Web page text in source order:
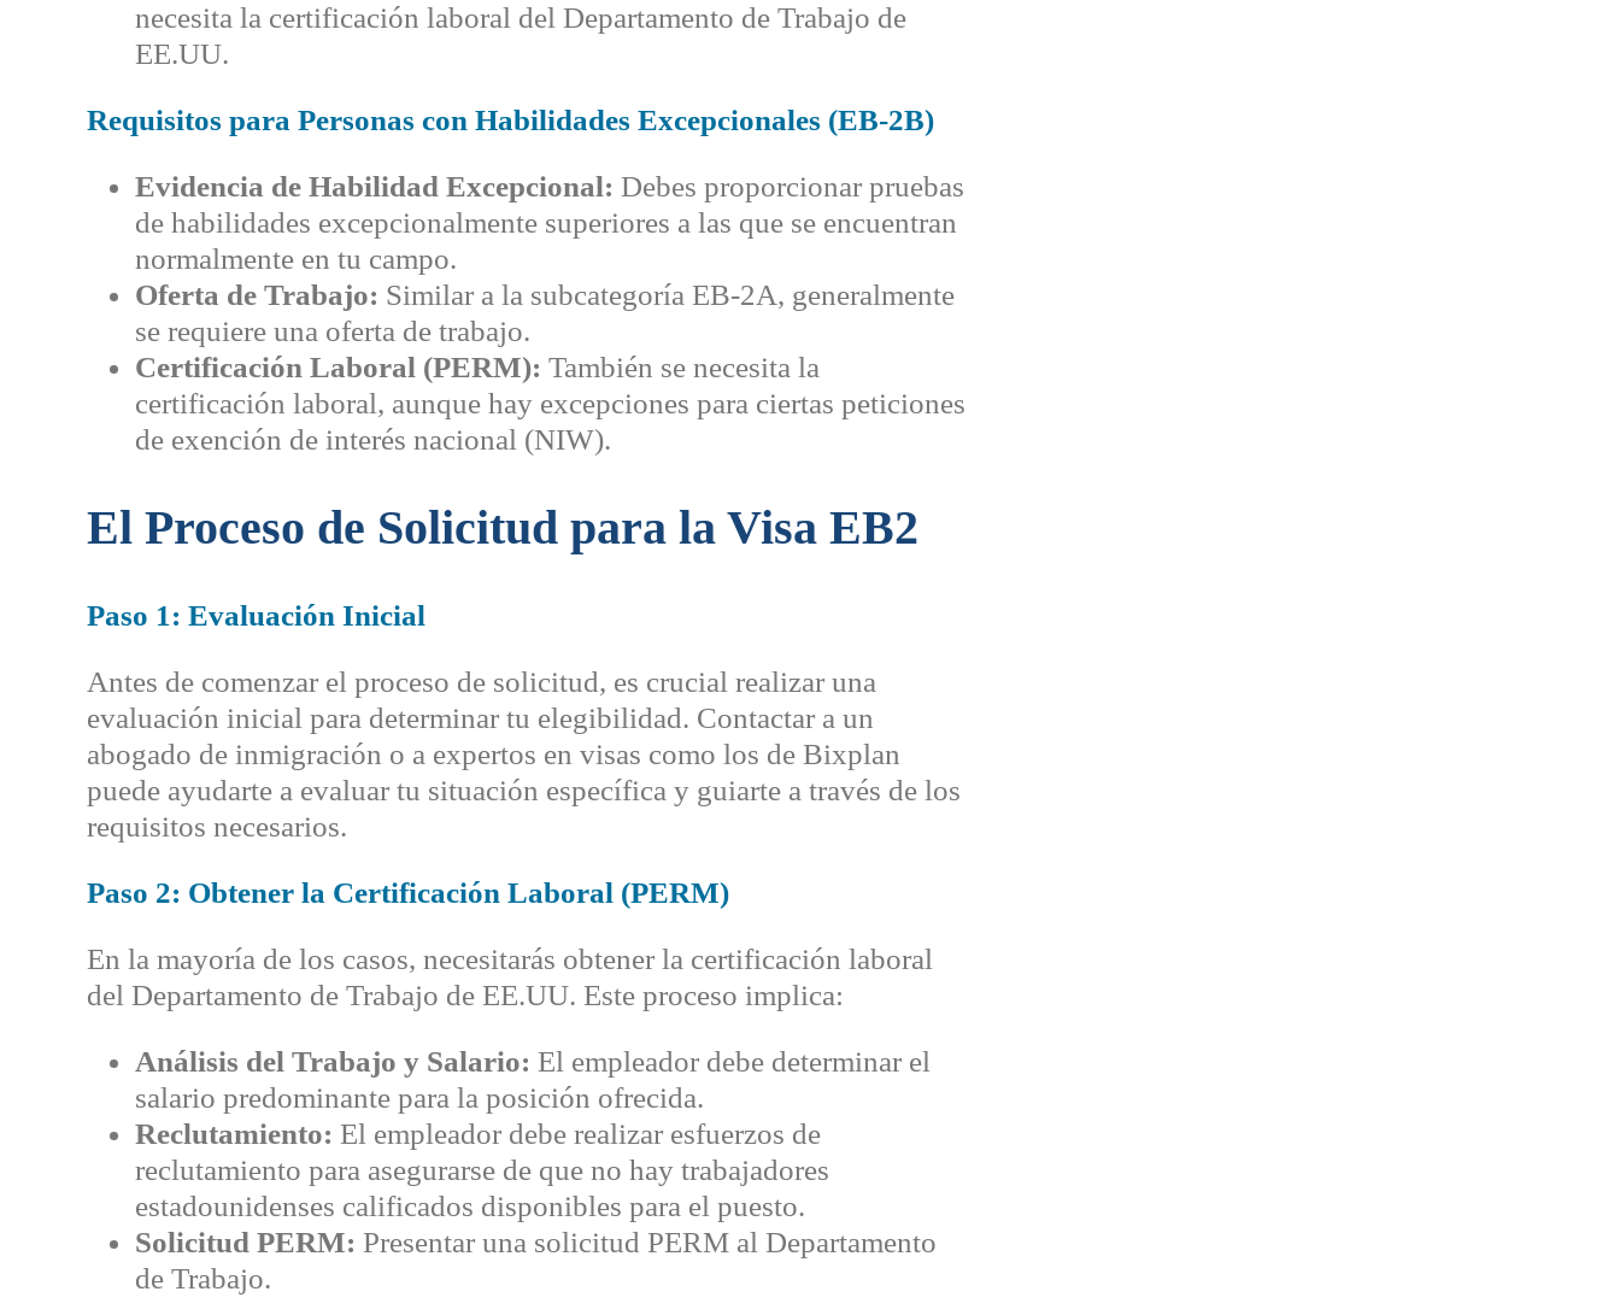
necesita la certificación laboral del Departamento de Trabajo de
EE.UU.
Requisitos para Personas con Habilidades Excepcionales (EB-2B)
Evidencia de Habilidad Excepcional: Debes proporcionar pruebas
de habilidades excepcionalmente superiores a las que se encuentran
normalmente en tu campo.
Oferta de Trabajo: Similar a la subcategoría EB-2A, generalmente
se requiere una oferta de trabajo.
Certificación Laboral (PERM): También se necesita la
certificación laboral, aunque hay excepciones para ciertas peticiones
de exención de interés nacional (NIW).
El Proceso de Solicitud para la Visa EB2
Paso 1: Evaluación Inicial
Antes de comenzar el proceso de solicitud, es crucial realizar una
evaluación inicial para determinar tu elegibilidad. Contactar a un
abogado de inmigración o a expertos en visas como los de Bixplan
puede ayudarte a evaluar tu situación específica y guiarte a través de los
requisitos necesarios.
Paso 2: Obtener la Certificación Laboral (PERM)
En la mayoría de los casos, necesitarás obtener la certificación laboral
del Departamento de Trabajo de EE.UU. Este proceso implica:
Análisis del Trabajo y Salario: El empleador debe determinar el
salario predominante para la posición ofrecida.
Reclutamiento: El empleador debe realizar esfuerzos de
reclutamiento para asegurarse de que no hay trabajadores
estadounidenses calificados disponibles para el puesto.
Solicitud PERM: Presentar una solicitud PERM al Departamento
de Trabajo.